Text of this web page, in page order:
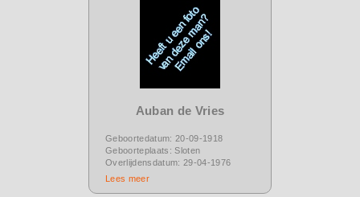
Auban de Vries
Geboortedatum: 20-09-1918
Geboorteplaats: Sloten
Overlijdensdatum: 29-04-1976
Lees meer